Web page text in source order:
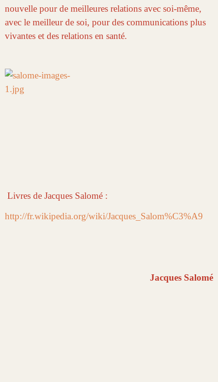
nouvelle pour de meilleures relations avec soi-même,
avec le meilleur de soi, pour des communications plus
vivantes et des relations en santé.
Livres de Jacques Salomé :
http://fr.wikipedia.org/wiki/Jacques_Salom%C3%A9
Jacques Salomé